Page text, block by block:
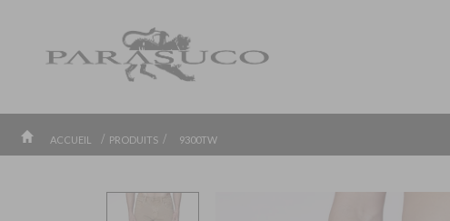
ACCUEIL / PRODUITS / 9300TW